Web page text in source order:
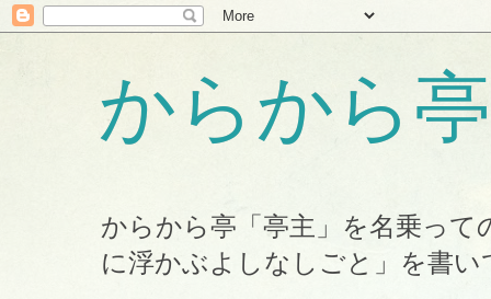
からから
からから亭「亭主」を名乗っ
に浮かぶよしなしごと」を書い